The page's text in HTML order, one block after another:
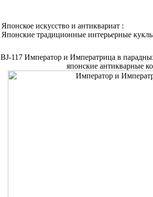
Японское искусство и антиквариат :
Японские традиционные интерьерные
BJ-117 Император и Императрица в
японские антикварные